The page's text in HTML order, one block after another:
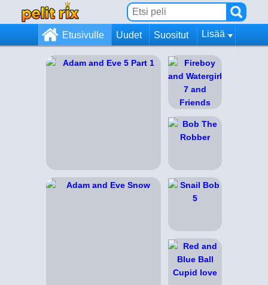
Etusivulle Uudet Suositut Lisää